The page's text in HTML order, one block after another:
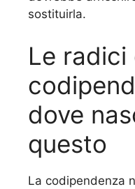
sostituirla.
Le radici
dove
questo
La codipendenza